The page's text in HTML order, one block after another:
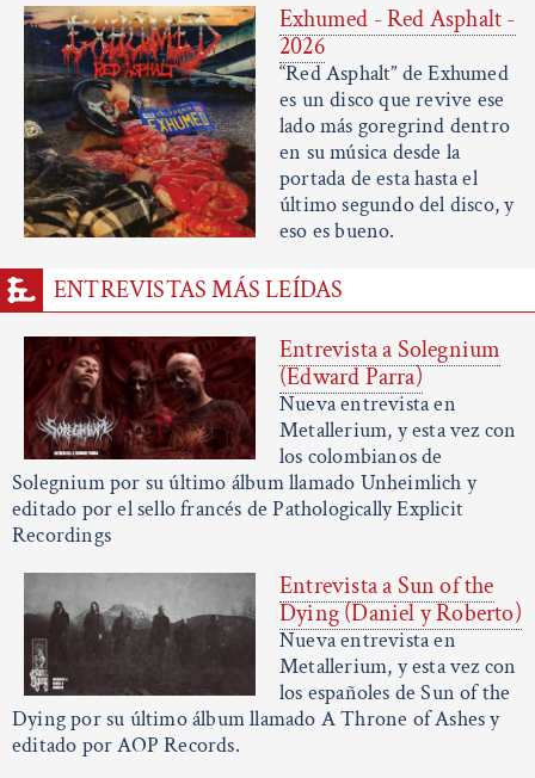
Exhumed - Red Asphalt -
2026
“Red Asphalt” de Exhumed
es un disco que revive ese
lado más goregrind dentro
en su música desde la
portada de esta hasta el
último segundo del disco, y
eso es bueno.
ENTREVISTAS MÁS LEÍDAS
Entrevista a Solegnium
(Edward Parra)
Nueva entrevista en
Metallerium, y esta vez con
los colombianos de
Solegnium por su último álbum llamado Unheimlich y
editado por el sello francés de Pathologically Explicit
Recordings
Entrevista a Sun of the
Dying (Daniel y Roberto)
Nueva entrevista en
Metallerium, y esta vez con
los españoles de Sun of the
Dying por su último álbum llamado A Throne of Ashes y
editado por AOP Records.